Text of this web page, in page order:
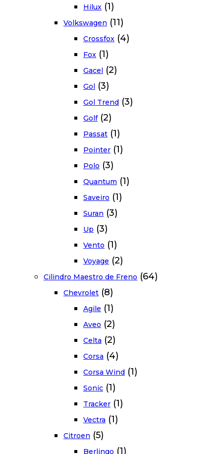
Hilux (1)
Volkswagen (11)
Crossfox (4)
Fox (1)
Gacel (2)
Gol (3)
Gol Trend (3)
Golf (2)
Passat (1)
Pointer (1)
Polo (3)
Quantum (1)
Saveiro (1)
Suran (3)
Up (3)
Vento (1)
Voyage (2)
Cilindro Maestro de Freno (64)
Chevrolet (8)
Agile (1)
Aveo (2)
Celta (2)
Corsa (4)
Corsa Wind (1)
Sonic (1)
Tracker (1)
Vectra (1)
Citroen (5)
Berlingo (1)